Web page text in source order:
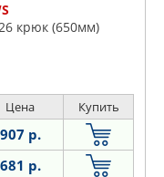
крюк (650мм)
Цена Купить
907 р.
681 р.